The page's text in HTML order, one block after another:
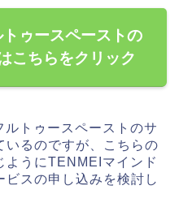
ゥースペーストの
こちらをクリック
トゥースペーストのサ
いるのですが、こちらの
ようにTENMEIマインド
スの申し込みを検討し